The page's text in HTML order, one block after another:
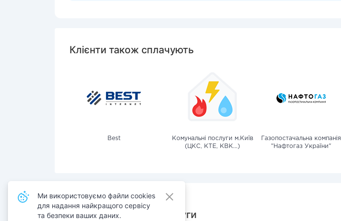
Клієнти також сплачують
Best
Комунальні послуги м.Київ
(ЦКС, КТЕ, КВК...)
Газопостачальна компанія
"Нафтогаз України"
Також сплачують послуги
Ми використовуємо файли cookies
для надання найкращого сервісу
та безпеки ваших даних.